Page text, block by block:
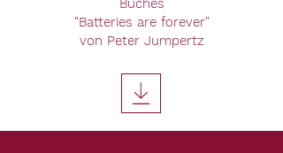
Buches
"Batteries are forever"
von Peter Jumpertz